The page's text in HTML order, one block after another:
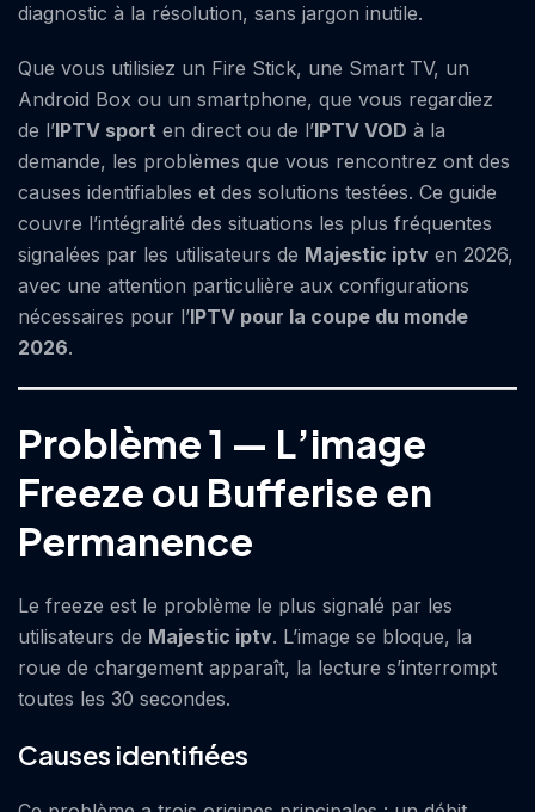
diagnostic à la résolution, sans jargon inutile.
Que vous utilisiez un Fire Stick, une Smart TV, un
Android Box ou un smartphone, que vous regardiez
de l’IPTV sport en direct ou de l’IPTV VOD à la
demande, les problèmes que vous rencontrez ont des
causes identifiables et des solutions testées. Ce guide
couvre l’intégralité des situations les plus fréquentes
signalées par les utilisateurs de Majestic iptv en 2026,
avec une attention particulière aux configurations
nécessaires pour l’IPTV pour la coupe du monde
2026.
Problème 1 — L’image
Freeze ou Bufferise en
Permanence
Le freeze est le problème le plus signalé par les
utilisateurs de Majestic iptv. L’image se bloque, la
roue de chargement apparaît, la lecture s’interrompt
toutes les 30 secondes.
Causes identifiées